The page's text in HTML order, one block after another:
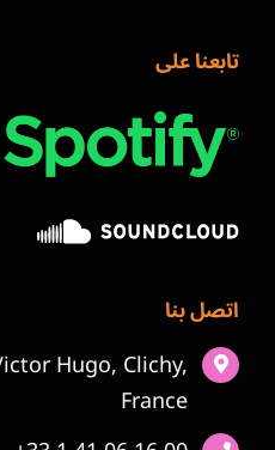
تابعنا على
اتصل بنا
Hugo, Clichy,
France